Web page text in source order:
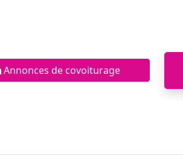
Annonces de covoiturage